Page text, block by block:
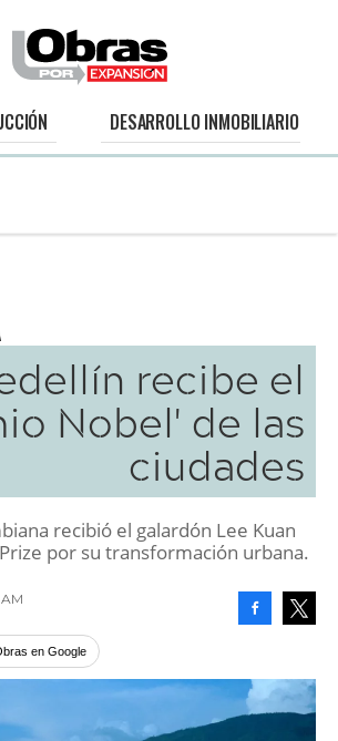
DESARROLLO INMOBILIARIO
recibe el
Nobel' de las
ciudades
recibió el galardón Lee Kuan
por su transformación urbana.
AM
en Google